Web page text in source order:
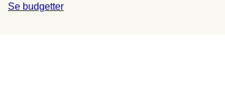
Se budgetter